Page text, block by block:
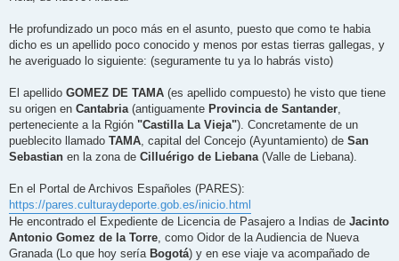
j
He profundizado un poco más en el asunto, puesto que como te habia
dicho es un apellido poco conocido y menos por estas tierras gallegas, y
he averiguado lo siguiente: (seguramente tu ya lo habrás visto)
El apellido GOMEZ DE TAMA (es apellido compuesto) he visto que tiene
su origen en Cantabria (antiguamente Provincia de Santander
perteneciente a la Rgión "Castilla La Vieja"). Concretamente de un
pueblecito llamado TAMA , capital del Concejo (Ayuntamiento) de San
Sebastian en la zona de Cilluérigo de Liebana (Valle de Liebana).
En el Portal de Archivos Españoles (PARES):
https://pares.culturaydeporte.gob.es/inicio.html
He encontrado el Expediente de Licencia de Pasajero a Indias de Jacinto
Antonio Gomez de la Torre , como Oidor de la Audiencia de Nueva
Granada (Lo que hoy sería Bogotá) y en ese viaje va acompañado de